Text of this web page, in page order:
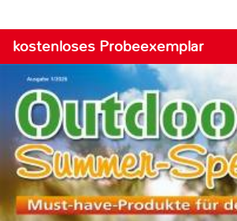
kostenloses Probeexemplar